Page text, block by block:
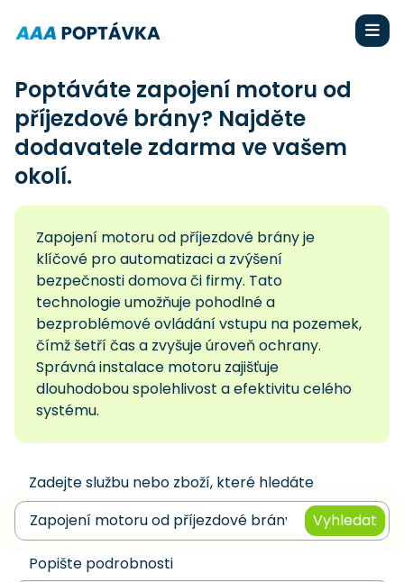
Poptáváte zapojení motoru od
příjezdové brány? Najděte
dodavatele zdarma ve vašem
okolí.
Zapojení motoru od příjezdové brány je
klíčové pro automatizaci a zvýšení
bezpečnosti domova či firmy. Tato
technologie umožňuje pohodlné a
bezproblémové ovládání vstupu na pozemek,
čímž šetří čas a zvyšuje úroveň ochrany.
Správná instalace motoru zajišťuje
dlouhodobou spolehlivost a efektivitu celého
systému.
Zadejte službu nebo zboží, které hledáte
Vyhledat
Popište podrobnosti